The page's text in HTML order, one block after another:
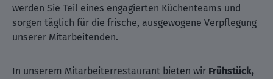
werden Sie Teil eines engagierten Küchenteams und
sorgen täglich für die frische, ausgewogene Verpflegung
unserer Mitarbeitenden.
In unserem Mitarbeiterrestaurant bieten wir Frühstück,